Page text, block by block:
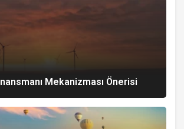
Mekanizması Önerisi